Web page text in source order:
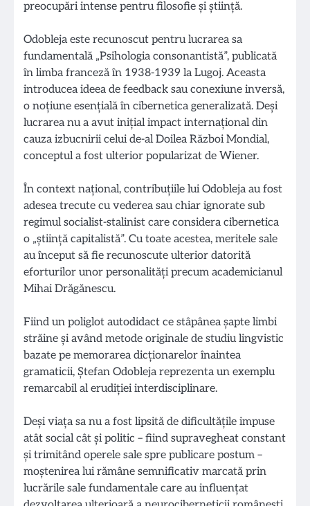
preocupări intense pentru filosofie și știință.
Odobleja este recunoscut pentru lucrarea sa
fundamentală „Psihologia consonantistă”, publicată
în limba franceză în 1938-1939 la Lugoj. Aceasta
introducea ideea de feedback sau conexiune inversă,
o noțiune esențială în cibernetica generalizată. Deși
lucrarea nu a avut inițial impact internațional din
cauza izbucnirii celui de-al Doilea Război Mondial,
conceptul a fost ulterior popularizat de Wiener.
În context național, contribuțiile lui Odobleja au fost
adesea trecute cu vederea sau chiar ignorate sub
regimul socialist-stalinist care considera cibernetica
o „știință capitalistă”. Cu toate acestea, meritele sale
au început să fie recunoscute ulterior datorită
eforturilor unor personalități precum academicianul
Mihai Drăgănescu.
Fiind un poliglot autodidact ce stâpânea șapte limbi
străine și având metode originale de studiu lingvistic
bazate pe memorarea dicționarelor înaintea
gramaticii, Ștefan Odobleja reprezenta un exemplu
remarcabil al erudiției interdisciplinare.
Deși viața sa nu a fost lipsită de dificultățile impuse
atât social cât și politic – fiind supravegheat constant
și trimitând operele sale spre publicare postum –
moștenirea lui rămâne semnificativ marcată prin
lucrările sale fundamentale care au influențat